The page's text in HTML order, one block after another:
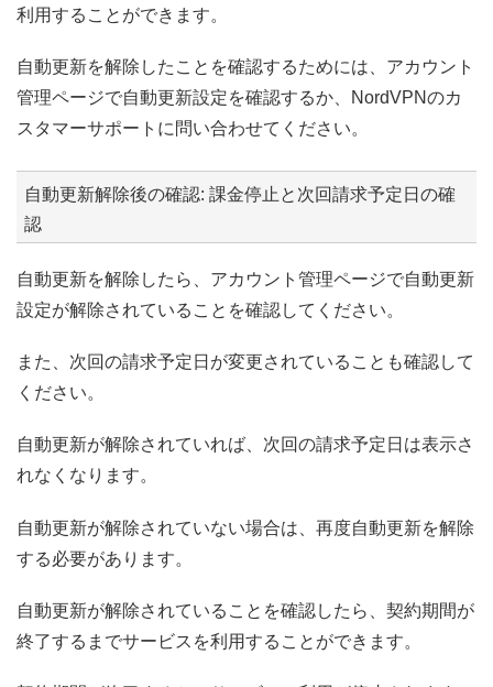
利用することができます。
自動更新を解除したことを確認するためには、アカウント
管理ページで自動更新設定を確認するか、NordVPNのカ
スタマーサポートに問い合わせてください。
自動更新解除後の確認: 課金停止と次回請求予定日の確
認
自動更新を解除したら、アカウント管理ページで自動更新
設定が解除されていることを確認してください。
また、次回の請求予定日が変更されていることも確認して
ください。
自動更新が解除されていれば、次回の請求予定日は表示さ
れなくなります。
自動更新が解除されていない場合は、再度自動更新を解除
する必要があります。
自動更新が解除されていることを確認したら、契約期間が
終了するまでサービスを利用することができます。